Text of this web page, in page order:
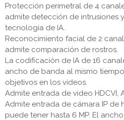
Protección perimetral de 4
admite detección de intrusiones
tecnología de IA.
Reconocimiento facial de 2
admite comparación de rostros.
La codificación de IA de 16
ancho de banda al mismo
objetivos en los videos.
Admite entrada de video HDCVI,
Admite entrada de cámara IP de
puede tener hasta 6 MP. El